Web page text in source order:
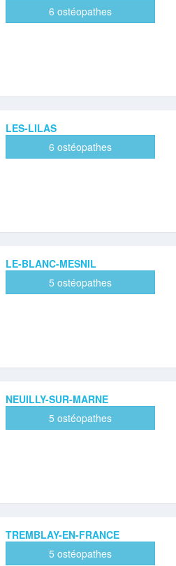
6 ostéopathes
LES-LILAS
6 ostéopathes
LE-BLANC-MESNIL
5 ostéopathes
NEUILLY-SUR-MARNE
5 ostéopathes
TREMBLAY-EN-FRANCE
5 ostéopathes